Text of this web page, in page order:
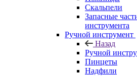
Скальпели
Запасные
инструмента
Ручной инструмент
Назад
Ручной
Пинцеты
Надфили